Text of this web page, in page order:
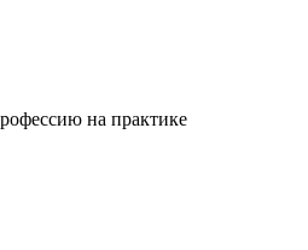
на практике